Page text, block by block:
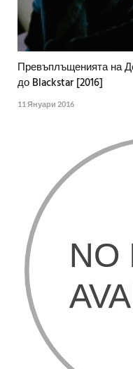
Превъплъщенията на
до Blackstar [2016]
11 Януари 2016